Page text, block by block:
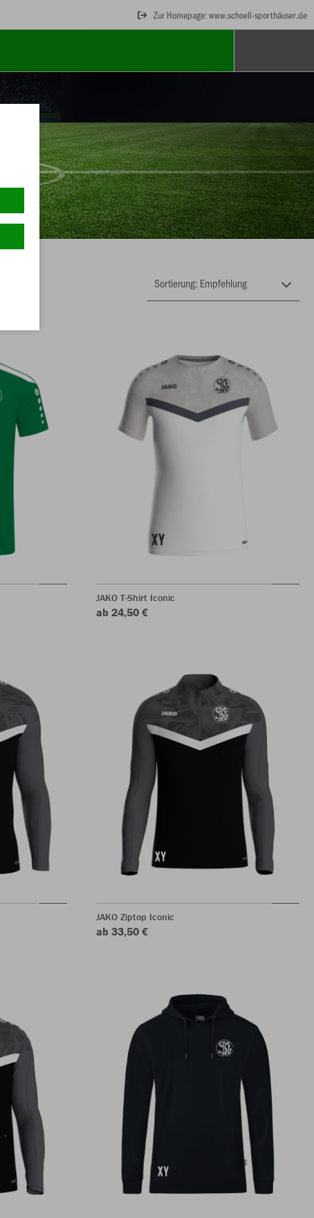
Zur Homepage: www.schoell-sporthäuser.de
JAKO T-Shirt Iconic
ab 24,50 €
JAKO Ziptop Iconic
ab 33,50 €